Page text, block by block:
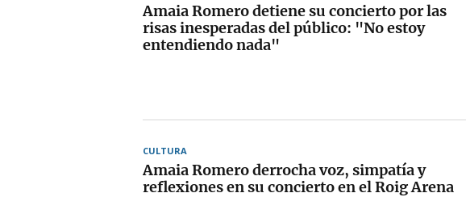
Amaia Romero detiene su concierto por las
risas inesperadas del público: "No estoy
entendiendo nada"
CULTURA
Amaia Romero derrocha voz, simpatía y
reflexiones en su concierto en el Roig Arena